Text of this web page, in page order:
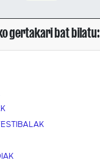
gertakari bat bilatu: